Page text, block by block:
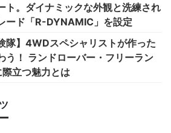
ト。ダイナミックな外観と洗練され
ード「R-DYNAMIC」を設定
隊】4WDスペシャリストが作った
う！ ランドローバー・フリーラン
立つ魅力とは